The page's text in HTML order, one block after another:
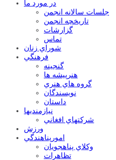
در مورد ما
جلسات سالانه انجمن
تاریخچه انجمن
گزارشات
تماس
شوراي زنان
فرهنگي
گنجينه
هنرپيشه ها
گروه هاي هنري
نويسندگان
داستان
نيازمنديها
شرکتهاي افغاني
ورزش
امورپناهندگي
وکلاي پناهجويان
تظاهرات